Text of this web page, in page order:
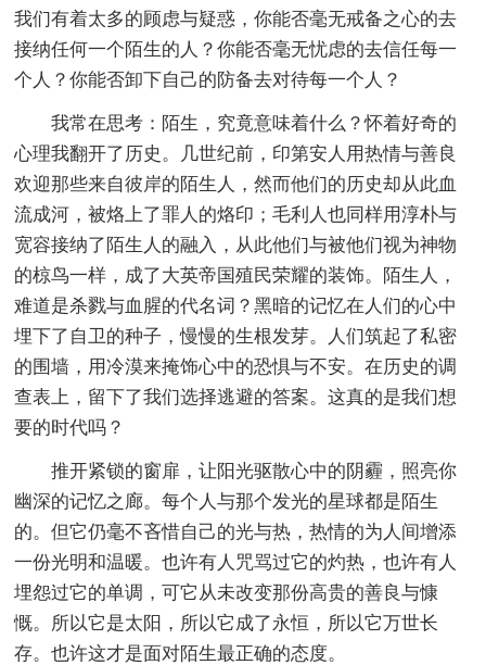
我们有着太多的顾虑与疑惑，你能否毫无戒备之心的去
接纳任何一个陌生的人？你能否毫无忧虑的去信任每一
个人？你能否卸下自己的防备去对待每一个人？
我常在思考：陌生，究竟意味着什么？怀着好奇的
心理我翻开了历史。几世纪前，印第安人用热情与善良
欢迎那些来自彼岸的陌生人，然而他们的历史却从此血
流成河，被烙上了罪人的烙印；毛利人也同样用淳朴与
宽容接纳了陌生人的融入，从此他们与被他们视为神物
的椋鸟一样，成了大英帝国殖民荣耀的装饰。陌生人，
难道是杀戮与血腥的代名词？黑暗的记忆在人们的心中
埋下了自卫的种子，慢慢的生根发芽。人们筑起了私密
的围墙，用冷漠来掩饰心中的恐惧与不安。在历史的调
查表上，留下了我们选择逃避的答案。这真的是我们想
要的时代吗？
推开紧锁的窗扉，让阳光驱散心中的阴霾，照亮你
幽深的记忆之廊。每个人与那个发光的星球都是陌生
的。但它仍毫不吝惜自己的光与热，热情的为人间增添
一份光明和温暖。也许有人咒骂过它的灼热，也许有人
埋怨过它的单调，可它从未改变那份高贵的善良与慷
慨。所以它是太阳，所以它成了永恒，所以它万世长
存。也许这才是面对陌生最正确的态度。